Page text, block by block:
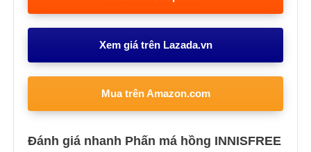
Xem giá trên Lazada.vn
Mua trên Amazon.com
Đánh giá nhanh Phấn má hồng INNISFREE